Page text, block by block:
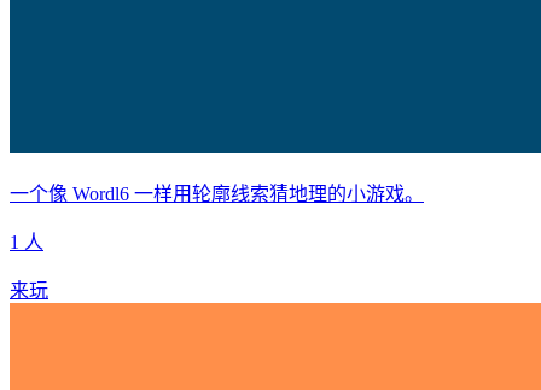
一个像 Wordl6 一样用轮廓线索猜地理的小游戏。
1 人
来玩